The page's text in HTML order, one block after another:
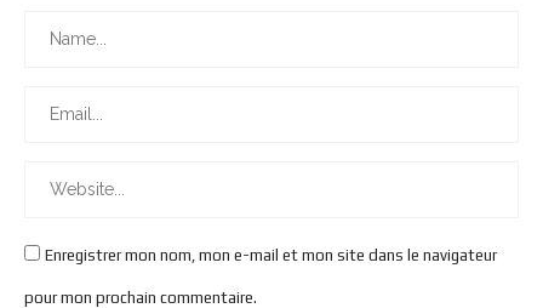
Enregistrer mon nom, mon e-mail et mon site dans le navigateur
pour mon prochain commentaire.